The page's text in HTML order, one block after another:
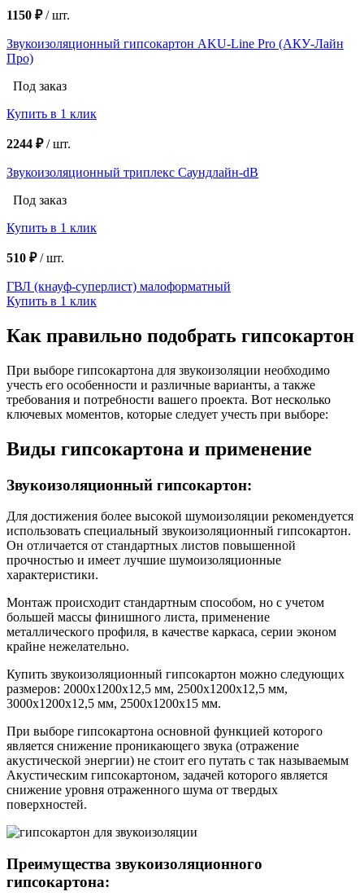
1150 ₽/шт.
Звукоизоляционный гипсокартон AKU-Line Pro (АКУ-Лайн
Про)
Под заказ
Купить в 1 клик
2244 ₽/шт.
Звукоизоляционный триплекс Саундлайн-dB
Под заказ
Купить в 1 клик
510 ₽/шт.
ГВЛ (кнауф-суперлист) малоформатный
Купить в 1 клик
Как правильно подобрать гипсокартон
При выборе гипсокартона для звукоизоляции необходимо
учесть его особенности и различные варианты, а также
требования и потребности вашего проекта. Вот несколько
ключевых моментов, которые следует учесть при выборе:
Виды гипсокартона и применение
Звукоизоляционный гипсокартон:
Для достижения более высокой шумоизоляции рекомендуется
использовать специальный звукоизоляционный гипсокартон.
Он отличается от стандартных листов повышенной
прочностью и имеет лучшие шумоизоляционные
характеристики.
Монтаж происходит стандартным способом, но с учетом
большей массы финишного листа, применение
металлического профиля, в качестве каркаса, серии эконом
крайне нежелательно.
Купить звукоизоляционный гипсокартон можно следующих
размеров: 2000х1200х12,5 мм, 2500х1200х12,5 мм,
3000х1200х12,5 мм, 2500х1200х15 мм.
При выборе гипсокартона основной функцией которого
является снижение проникающего звука (отражение
акустической энергии) не стоит его путать с так называемым
Акустическим гипсокартоном, задачей которого является
снижение уровня отраженного шума от твердых
поверхностей.
Преимущества звукоизоляционного
гипсокартона: